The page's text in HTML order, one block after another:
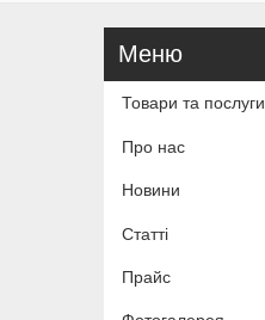
Товари та послуги
Про нас
Новини
Статті
Прайс